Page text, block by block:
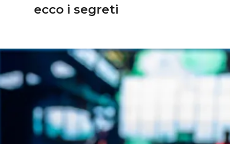
ecco i segreti